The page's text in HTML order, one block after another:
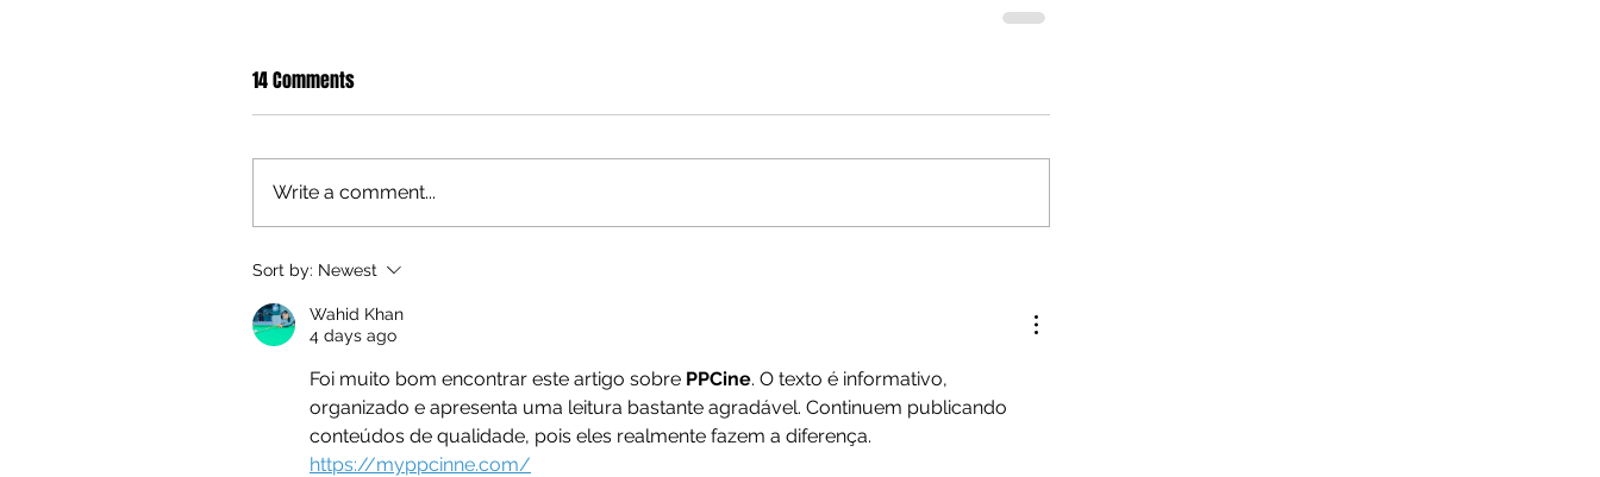
14 Comments
Write a comment...
Sort by: Newest
Wahid Khan
4 days ago
Foi muito bom encontrar este artigo sobre PPCine. O texto é informativo,
organizado e apresenta uma leitura bastante agradável. Continuem publicando
conteúdos de qualidade, pois eles realmente fazem a diferença.
https://myppcinne.com/